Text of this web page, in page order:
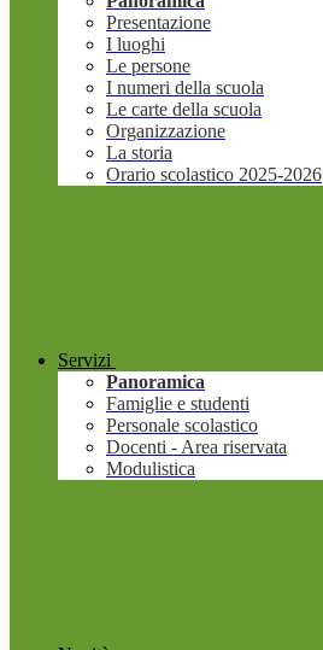
Presentazione
I luoghi
Le persone
I numeri della scuola
Le carte della scuola
Organizzazione
La storia
Orario scolastico 2025-2026
Servizi
Panoramica
Famiglie e studenti
Personale scolastico
Docenti - Area riservata
Modulistica